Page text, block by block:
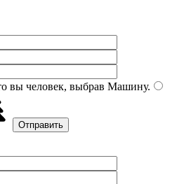
вы человек, выбрав Машину.